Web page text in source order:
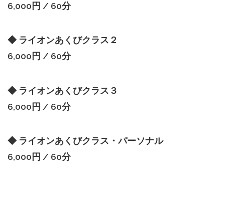
6,000円 / 60分
◆ ライオンあくびクラス２
6,000円 / 60分
◆ ライオンあくびクラス３
6,000円 / 60分
◆ ライオンあくびクラス・パーソナル
6,000円 / 60分